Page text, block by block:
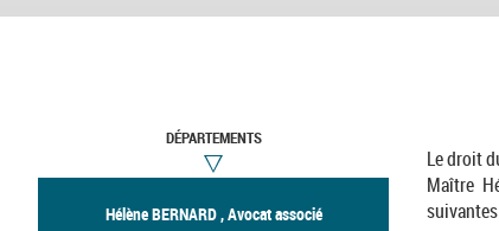
Le droit
Maître
DÉPARTEMENTS
Hélène BERNARD , Avocat associé